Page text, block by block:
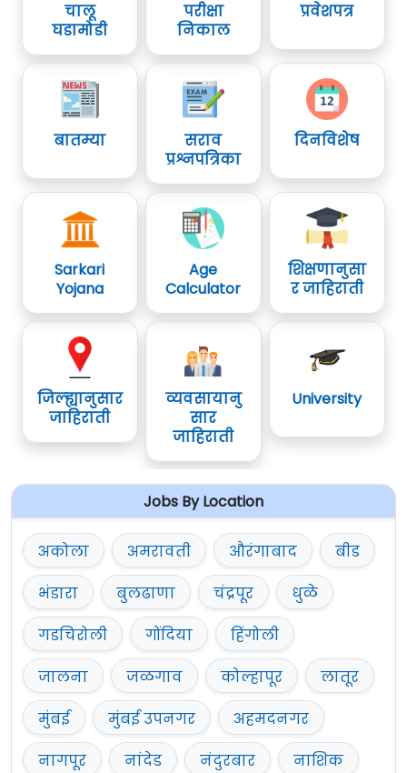
चालू
घडामोडी
परीक्षा
निकाल
प्रवेशपत्र
बातम्या
सराव
प्रश्नपत्रिका
दिनविशेष
Sarkari
Yojana
Age
Calculator
शिक्षणानुसा
र जाहिराती
जिल्ह्यानुसार
जाहिराती
व्यवसायानु
सार
जाहिराती
University
Jobs By Location
अकोला अमरावती औरंगाबाद
बीड
भंडारा
बुलढाणा चंद्रपूर
धुळे
गडचिरोली
गोंदिया
हिंगोली
जालना
जळगाव कोल्हापूर
लातूर
मुंबई
मुंबई उपनगर
अहमदनगर
नागपूर
नांदेड नंदुरबार
नाशिक